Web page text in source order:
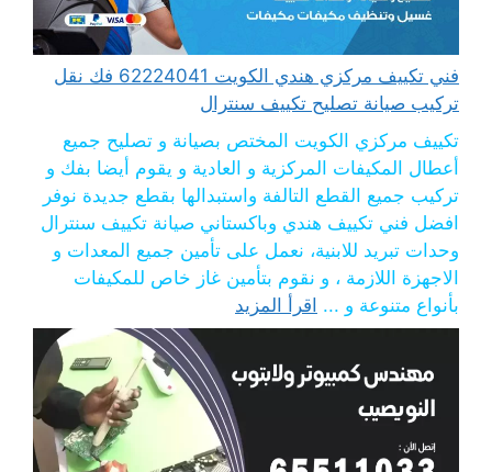
فني تكييف مركزي هندي الكويت 62224041 فك نقل
تركيب صيانة تصليح تكييف سنترال
تكييف مركزي الكويت المختص بصيانة و تصليح جميع
أعطال المكيفات المركزية و العادية و يقوم أيضا بفك و
تركيب جميع القطع التالفة واستبدالها بقطع جديدة نوفر
افضل فني تكييف هندي وباكستاني صيانة تكييف سنترال
وحدات تبريد للابنية، نعمل على تأمين جميع المعدات و
الاجهزة اللازمة ، و نقوم بتأمين غاز خاص للمكيفات
بأنواع متنوعة و ... اقرأ المزيد